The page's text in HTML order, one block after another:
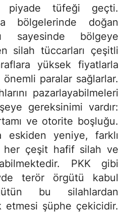
piyade tüfeği geçti.
bölgelerinde doğan
sayesinde bölgeye
silah tüccarları çeşitli
yüksek fiyatlarla
paralar sağlarlar.
pazarlayabilmeleri
gereksinimi vardır:
ve otorite boşluğu.
eskiden yeniye, farklı
her çeşit hafif silah ve
PKK gibi
terör örgütü kabul
bu silahlardan
etmesi şüphe çekicidir.